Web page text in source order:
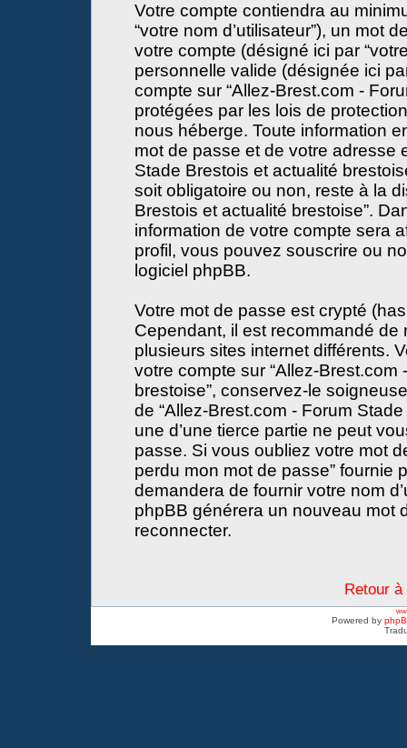
Votre compte contiendra au
“votre nom d’utilisateur”), un mot
votre compte (désigné ici par
personnelle valide (désignée ici
compte sur “Allez-Brest.com -
protégées par les lois de
nous héberge. Toute information
mot de passe et de votre adresse
Stade Brestois et actualité
soit obligatoire ou non, reste à la
Brestois et actualité brestoise”.
information de votre compte sera
profil, vous pouvez souscrire ou
logiciel phpBB.
Votre mot de passe est crypté
Cependant, il est recommandé
plusieurs sites internet différents.
votre compte sur “Allez-
brestoise”, conservez-le
de “Allez-Brest.com - Forum
une d’une tierce partie ne peut
passe. Si vous oubliez votre mot
perdu mon mot de passe” fournie
demandera de fournir votre nom
phpBB générera un nouveau mot
reconnecter.
Retour à
Powered by